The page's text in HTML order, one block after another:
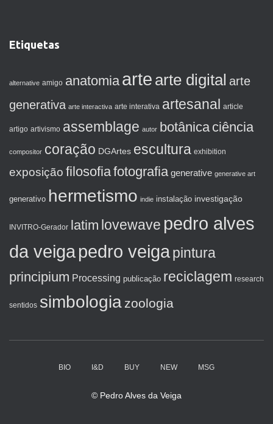
Etiquetas
alternative amigo anatomia arte arte digital arte
generativa arte interactiva arte interativa artesanal article
artigo artivismo assemblage autor botânica ciência
compositor coração DGArtes escultura exhibition
exposição filosofiafotografia generative generative art
generativo hermetismo indie instalação investigação
INVITRO-Gerador latim lovewave pedro alves
da veigapedro veigapintura
principium Processing publicação reciclagem research
sentidos simbologiazoologia
BIO I&D BUY NEW MSG
© Pedro Alves da Veiga